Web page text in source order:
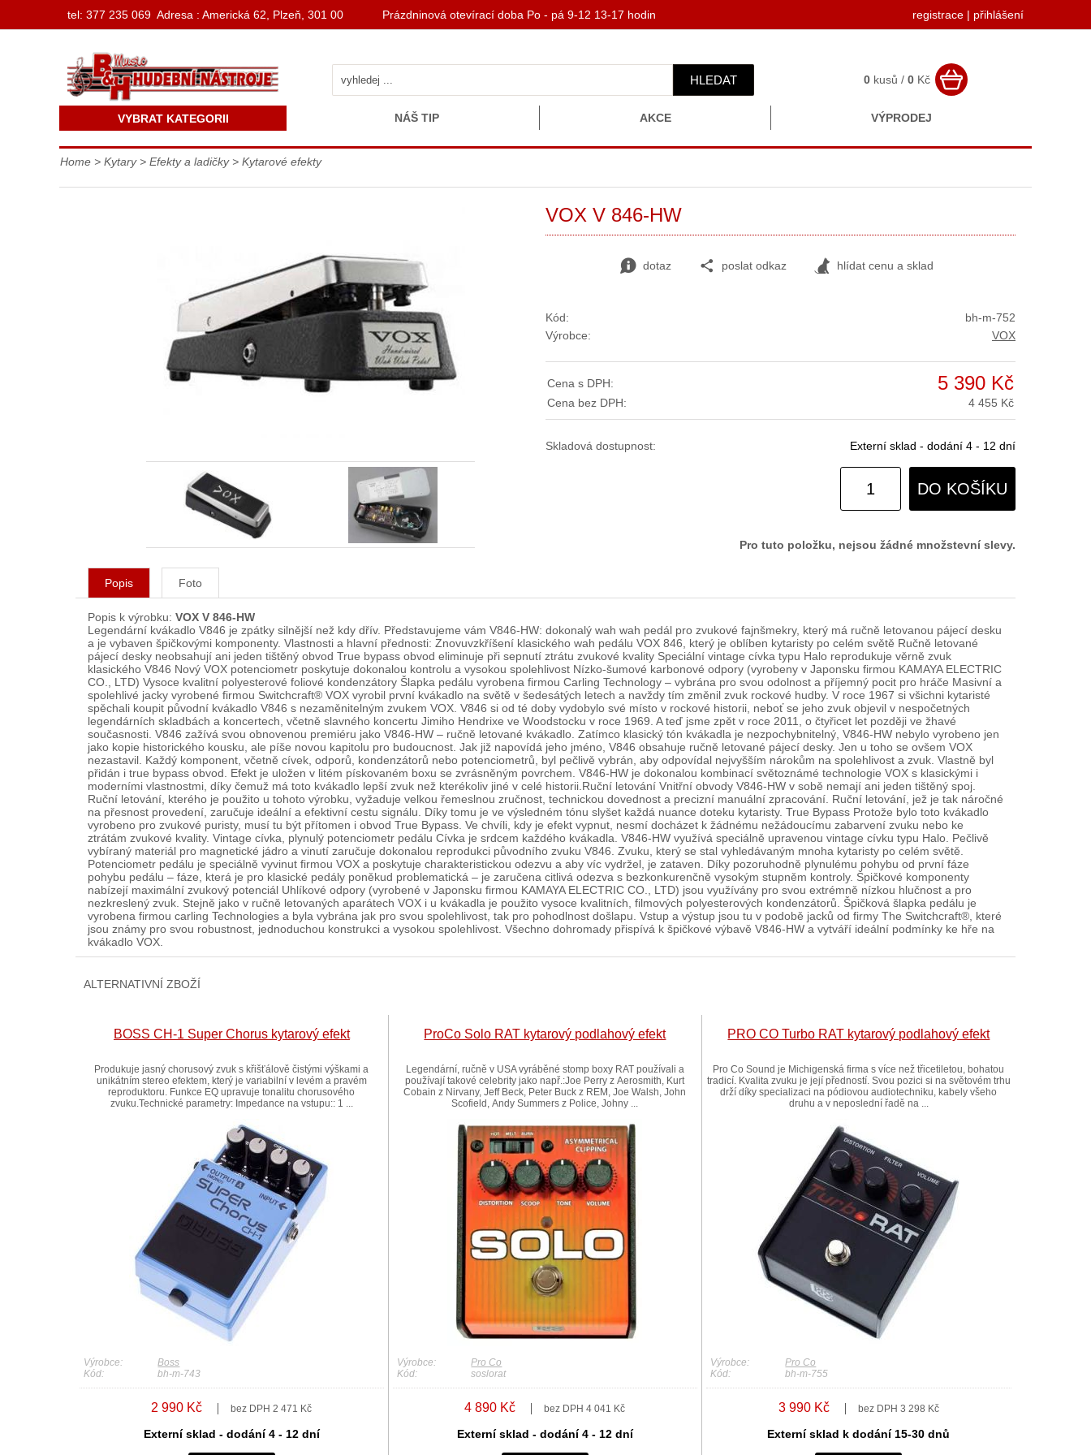
Home > Kytary> Efekty a ladičky> Kytarové efekty
VOX V 846-HW
dotaz poslat odkaz hlídat cenu a sklad
Kód:
bh-m-752
Výrobce:
VOX
Cena s DPH: 5 390 Kč
Cena bez DPH: 4 455 Kč
Skladová dostupnost: Externí sklad - dodání 4 - 12 dní
DO KOŠÍKU
Pro tuto položku, nejsou žádné množstevní slevy.
Popis Foto
Popis k výrobku: VOX V 846-HW
Legendární kvákadlo V846 je zpátky silnější než kdy dřív. Představujeme vám V846-HW: dokonalý wah wah pedál pro zvukové fajnšmekry, který má ručně letovanou pájecí desku
a je vybaven špičkovými komponenty. Vlastnosti a hlavní přednosti: Znovuvzkříšení klasického wah pedálu VOX 846, který je oblíben kytaristy po celém světě Ručně letované
pájecí desky neobsahují ani jeden tištěný obvod True bypass obvod eliminuje při sepnutí ztrátu zvukové kvality Speciální vintage cívka typu Halo reprodukuje věrně zvuk
klasického V846 Nový VOX potenciometr poskytuje dokonalou kontrolu a vysokou spolehlivost Nízko-šumové karbonové odpory (vyrobeny v Japonsku firmou KAMAYA ELECTRIC
CO., LTD) Vysoce kvalitní polyesterové foliové kondenzátory Šlapka pedálu vyrobena firmou Carling Technology – vybrána pro svou odolnost a příjemný pocit pro hráče Masivní a
spolehlivé jacky vyrobené firmou Switchcraft® VOX vyrobil první kvákadlo na světě v šedesátých letech a navždy tím změnil zvuk rockové hudby. V roce 1967 si všichni kytaristé
spěchali koupit původní kvákadlo V846 s nezaměnitelným zvukem VOX. V846 si od té doby vydobylo své místo v rockové historii, neboť se jeho zvuk objevil v nespočetných
legendárních skladbách a koncertech, včetně slavného koncertu Jimiho Hendrixe ve Woodstocku v roce 1969. A teď jsme zpět v roce 2011, o čtyřicet let později ve žhavé
současnosti. V846 zažívá svou obnovenou premiéru jako V846-HW – ručně letované kvákadlo. Zatímco klasický tón kvákadla je nezpochybnitelný, V846-HW nebylo vyrobeno jen
jako kopie historického kousku, ale píše novou kapitolu pro budoucnost. Jak již napovídá jeho jméno, V846 obsahuje ručně letované pájecí desky. Jen u toho se ovšem VOX
nezastavil. Každý komponent, včetně cívek, odporů, kondenzátorů nebo potenciometrů, byl pečlivě vybrán, aby odpovídal nejvyšším nárokům na spolehlivost a zvuk. Vlastně byl
přidán i true bypass obvod. Efekt je uložen v litém pískovaném boxu se zvrásněným povrchem. V846-HW je dokonalou kombinací světoznámé technologie VOX s klasickými i
moderními vlastnostmi, díky čemuž má toto kvákadlo lepší zvuk než kterékoliv jiné v celé historii.Ruční letování Vnitřní obvody V846-HW v sobě nemají ani jeden tištěný spoj.
Ruční letování, kterého je použito u tohoto výrobku, vyžaduje velkou řemeslnou zručnost, technickou dovednost a precizní manuální zpracování. Ruční letování, jež je tak náročné
na přesnost provedení, zaručuje ideální a efektivní cestu signálu. Díky tomu je ve výsledném tónu slyšet každá nuance doteku kytaristy. True Bypass Protože bylo toto kvákadlo
vyrobeno pro zvukové puristy, musí tu být přítomen i obvod True Bypass. Ve chvíli, kdy je efekt vypnut, nesmí docházet k žádnému nežádoucímu zabarvení zvuku nebo ke
ztrátám zvukové kvality. Vintage cívka, plynulý potenciometr pedálu Cívka je srdcem každého kvákadla. V846-HW využívá speciálně upravenou vintage cívku typu Halo. Pečlivě
vybíraný materiál pro magnetické jádro a vinutí zaručuje dokonalou reprodukci původního zvuku V846. Zvuku, který se stal vyhledávaným mnoha kytaristy po celém světě.
Potenciometr pedálu je speciálně vyvinut firmou VOX a poskytuje charakteristickou odezvu a aby víc vydržel, je zataven. Díky pozoruhodně plynulému pohybu od první fáze
pohybu pedálu – fáze, která je pro klasické pedály poněkud problematická – je zaručena citlivá odezva s bezkonkurenčně vysokým stupněm kontroly. Špičkové komponenty
nabízejí maximální zvukový potenciál Uhlíkové odpory (vyrobené v Japonsku firmou KAMAYA ELECTRIC CO., LTD) jsou využívány pro svou extrémně nízkou hlučnost a pro
nezkreslený zvuk. Stejně jako v ručně letovaných aparátech VOX i u kvákadla je použito vysoce kvalitních, filmových polyesterových kondenzátorů. Špičková šlapka pedálu je
vyrobena firmou carling Technologies a byla vybrána jak pro svou spolehlivost, tak pro pohodlnost došlapu. Vstup a výstup jsou tu v podobě jacků od firmy The Switchcraft®, které
jsou známy pro svou robustnost, jednoduchou konstrukci a vysokou spolehlivost. Všechno dohromady přispívá k špičkové výbavě V846-HW a vytváří ideální podmínky ke hře na
kvákadlo VOX.
ALTERNATIVNÍ ZBOŽÍ
BOSS CH-1 Super Chorus kytarový efekt
Produkuje jasný chorusový zvuk s křišťálově čistými výškami a
unikátním stereo efektem, který je variabilní v levém a pravém
reproduktoru. Funkce EQ upravuje tonalitu chorusového
zvuku.Technické parametry: Impedance na vstupu:: 1 ...
Výrobce:
Boss
Kód:
bh-m-743
2 990 Kč bez DPH 2 471 Kč
Externí sklad - dodání 4 - 12 dní
ProCo Solo RAT kytarový podlahový efekt
Legendární, ručně v USA vyráběné stomp boxy RAT používali a
používají takové celebrity jako např.:Joe Perry z Aerosmith, Kurt
Cobain z Nirvany, Jeff Beck, Peter Buck z REM, Joe Walsh, John
Scofield, Andy Summers z Police, Johny ...
Výrobce:
Pro Co
Kód:
soslorat
4 890 Kč bez DPH 4 041 Kč
Externí sklad - dodání 4 - 12 dní
PRO CO Turbo RAT kytarový podlahový efekt
Pro Co Sound je Michigenská firma s více než třicetiletou, bohatou
tradicí. Kvalita zvuku je její předností. Svou pozici si na světovém trhu
drží díky specializaci na pódiovou audiotechniku, kabely všeho
druhu a v neposlední řadě na ...
Výrobce:
Pro Co
Kód:
bh-m-755
3 990 Kč bez DPH 3 298 Kč
Externí sklad k dodání 15-30 dnů
NÁŠ TIP AKCE VÝPRODEJ
VYBRAT KATEGORII
tel: 377 235 069 Adresa : Americká 62, Plzeň, 301 00 Prázdninová otevírací doba Po - pá 9-12 13-17 hodin registrace | přihlášení
HLEDAT 0kusů / 0Kč